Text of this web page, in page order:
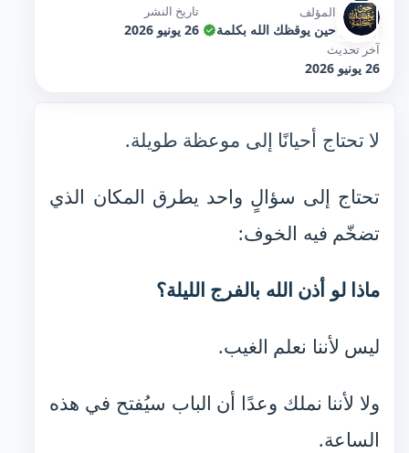
المؤلف
حين يوقظك الله بكلمة
تاريخ النشر
26 يونيو 2026
آخر تحديث
26 يونيو 2026
لا تحتاج أحيانًا إلى موعظة طويلة.
تحتاج إلى سؤالٍ واحد يطرق المكان الذي
تضخّم فيه الخوف:
ماذا لو أذن الله بالفرج الليلة؟
ليس لأننا نعلم الغيب.
ولا لأننا نملك وعدًا أن الباب سيُفتح في هذه
الساعة.